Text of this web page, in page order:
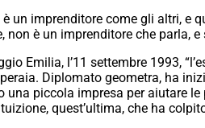
è un imprenditore come gli altri, e
non è un imprenditore che parla,
Emilia, l’11 settembre 1993,
Diplomato geometra, ha
una piccola impresa per aiutare
quest’ultima, che ha